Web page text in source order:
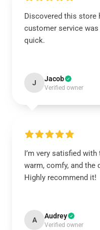
Discovered this store
customer service
quick.
J Jacob
Verified owner
I’m very satisfied with
warm, comfy, and the
Highly recommend it!
A Audrey
Verified owner